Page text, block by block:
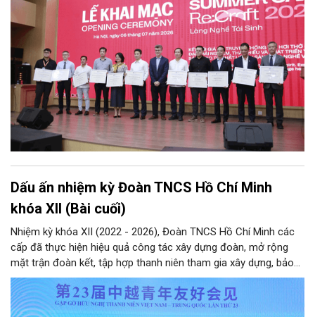
Dấu ấn nhiệm kỳ Đoàn TNCS Hồ Chí Minh
khóa XII (Bài cuối)
Nhiệm kỳ khóa XII (2022 - 2026), Đoàn TNCS Hồ Chí Minh các
cấp đã thực hiện hiệu quả công tác xây dựng đoàn, mở rộng
mặt trận đoàn kết, tập hợp thanh niên tham gia xây dựng, bảo
vệ Đảng và hệ thống chính trị; công tác quốc tế thanh niên;
tham mưu, phối hợp… Qua đó hoàn thành các mục tiêu nghị
quyết Đại hội Đoàn khóa XII đặt ra, hướng tới nhiệm kỳ khóa XIII